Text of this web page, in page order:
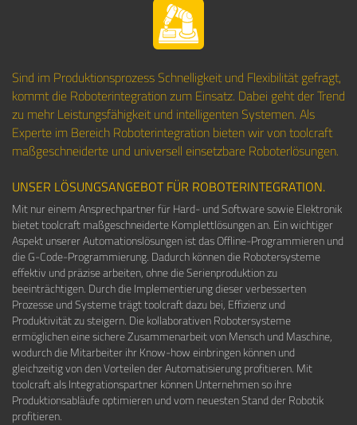
Sind im Produktionsprozess Schnelligkeit und Flexibilität gefragt,
kommt die Roboterintegration zum Einsatz. Dabei geht der Trend
zu mehr Leistungsfähigkeit und intelligenten Systemen. Als
Experte im Bereich Roboterintegration bieten wir von toolcraft
maßgeschneiderte und universell einsetzbare Roboterlösungen.
UNSER LÖSUNGSANGEBOT FÜR ROBOTERINTEGRATION.
Mit nur einem Ansprechpartner für Hard- und Software sowie Elektronik
bietet toolcraft maßgeschneiderte Komplettlösungen an. Ein wichtiger
Aspekt unserer Automationslösungen ist das Offline-Programmieren und
die G-Code-Programmierung. Dadurch können die Robotersysteme
effektiv und präzise arbeiten, ohne die Serienproduktion zu
beeinträchtigen. Durch die Implementierung dieser verbesserten
Prozesse und Systeme trägt toolcraft dazu bei, Effizienz und
Produktivität zu steigern. Die kollaborativen Robotersysteme
ermöglichen eine sichere Zusammenarbeit von Mensch und Maschine,
wodurch die Mitarbeiter ihr Know-how einbringen können und
gleichzeitig von den Vorteilen der Automatisierung profitieren. Mit
toolcraft als Integrationspartner können Unternehmen so ihre
Produktionsabläufe optimieren und vom neuesten Stand der Robotik
profitieren.